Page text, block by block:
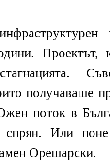
Проектът,
получаваше
поток в
Или поне
Орешарски.